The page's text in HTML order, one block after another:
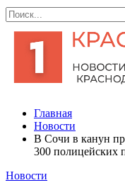
Главная
Новости
В Сочи в канун
300 полицейских
Новости